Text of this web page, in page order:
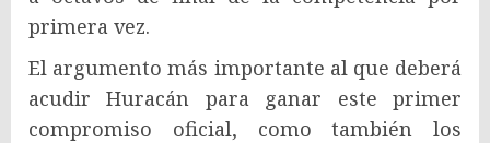
primera vez.
El argumento más importante al que deberá
acudir Huracán para ganar este primer
compromiso oficial, como también los